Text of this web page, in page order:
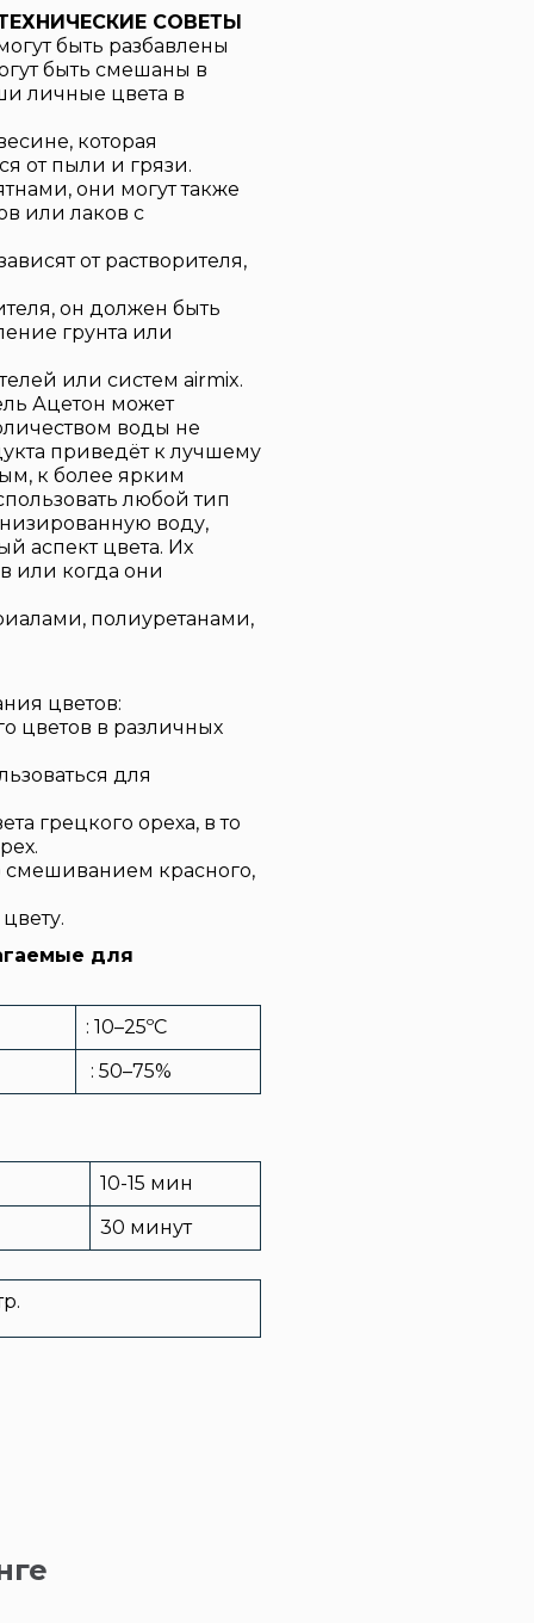
СОВЕТЫ
быть разбавлены
быть смешаны в
личные цвета в
которая
от пыли и грязи.
они могут также
или лаков с
от растворителя,
он должен быть
грунта или
или систем airmix.
Ацетон может
воды не
приведёт к лучшему
к более ярким
любой тип
воду,
аспект цвета. Их
или когда они
полиуретанами,
цветов:
цветов в различных
для
грецкого ореха, в то
смешиванием красного,
для
: 10–25ºC
: 50–75%
10-15 мин
30 минут